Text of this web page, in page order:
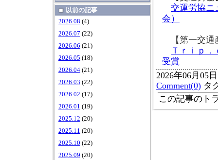
以前の記事
2026.08 (4)
2026.07 (22)
2026.06 (21)
2026.05 (18)
2026.04 (21)
2026.03 (22)
2026.02 (17)
2026.01 (19)
2025.12 (20)
2025.11 (20)
2025.10 (22)
2025.09 (20)
交運労協ニ
会）
【第一交通
Ｔｒｉｐ
受賞
2026年06月05
Comment(0) タ
この記事のト